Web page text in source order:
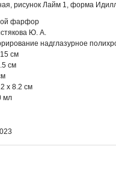
рисунок Лайм 1, форма
фарфор
Ю. А.
надглазурное
см
см
x 8.2 см
мл